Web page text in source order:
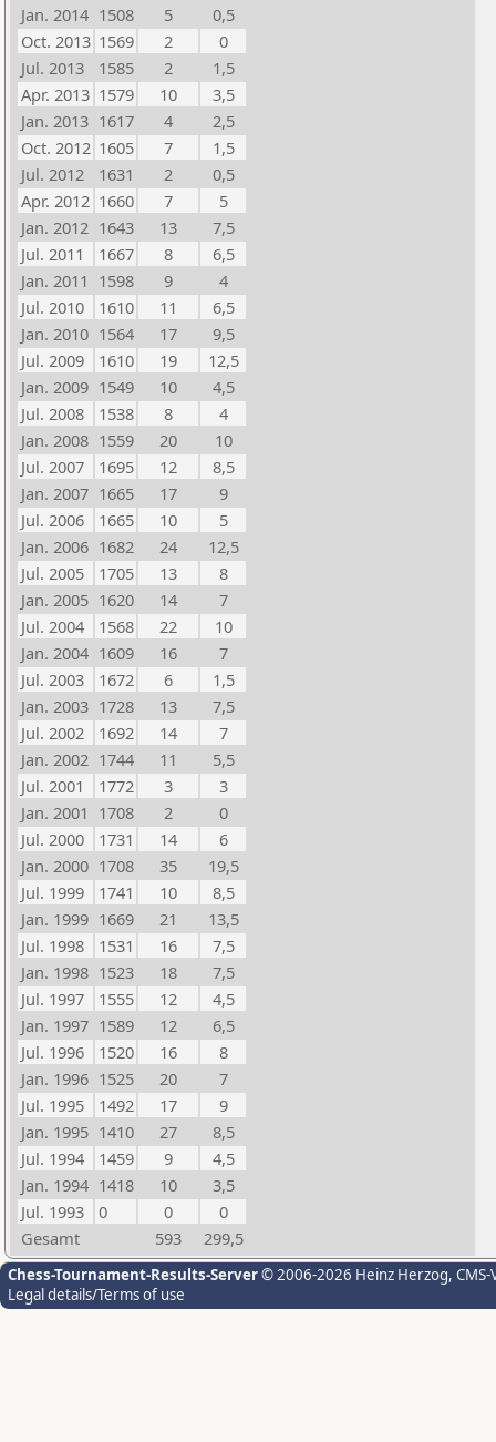
Jan. 2014 1508 5
0,5
Oct. 2013 1569 2
0
Jul. 2013
1585 2
1,5
Apr. 2013 1579 10
3,5
Jan. 2013 1617 4
2,5
Oct. 2012 1605 7
1,5
Jul. 2012
1631 2
0,5
Apr. 2012 1660 7
5
Jan. 2012 1643 13
7,5
Jul. 2011
1667 8
6,5
Jan. 2011 1598 9
4
Jul. 2010
1610 11
6,5
Jan. 2010 1564 17
9,5
Jul. 2009
1610 19
12,5
Jan. 2009 1549 10
4,5
Jul. 2008
1538 8
4
Jan. 2008 1559 20
10
Jul. 2007
1695 12
8,5
Jan. 2007 1665 17
9
Jul. 2006
1665 10
5
Jan. 2006 1682 24
12,5
Jul. 2005
1705 13
8
Jan. 2005 1620 14
7
Jul. 2004
1568 22
10
Jan. 2004 1609 16
7
Jul. 2003
1672 6
1,5
Jan. 2003 1728 13
7,5
Jul. 2002
1692 14
7
Jan. 2002 1744 11
5,5
Jul. 2001
1772 3
3
Jan. 2001 1708 2
0
Jul. 2000
1731 14
6
Jan. 2000 1708 35
19,5
Jul. 1999
1741 10
8,5
Jan. 1999 1669 21
13,5
Jul. 1998
1531 16
7,5
Jan. 1998 1523 18
7,5
Jul. 1997
1555 12
4,5
Jan. 1997 1589 12
6,5
Jul. 1996
1520 16
8
Jan. 1996 1525 20
7
Jul. 1995
1492 17
9
Jan. 1995 1410 27
8,5
Jul. 1994
1459 9
4,5
Jan. 1994 1418 10
3,5
Jul. 1993
0 0
0
Gesamt
593 299,5
Chess-Tournament-Results-Server© 2006-2026 Heinz Herzog,
Legal details/Terms of use